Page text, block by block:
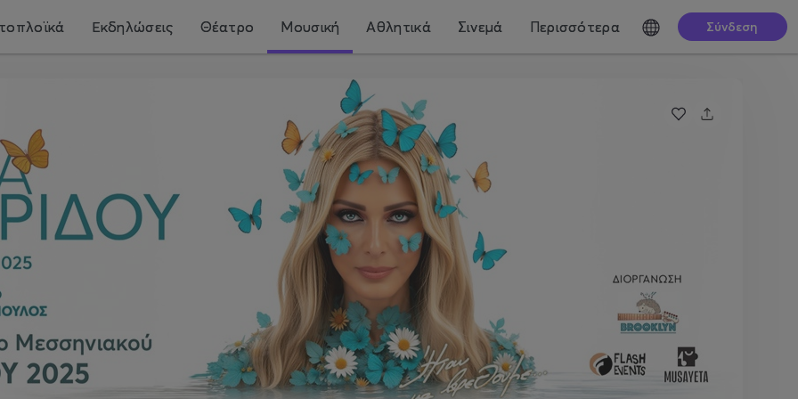
Εκδηλώσεις Θέατρο Μουσική Αθλητικά Σινεμά Περισσότερα Σύνδεση